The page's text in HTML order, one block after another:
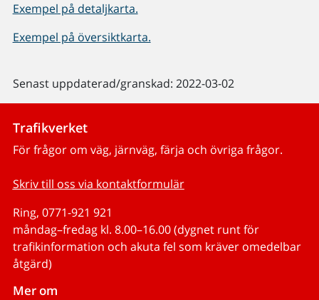
Exempel på detaljkarta.
Exempel på översiktkarta.
Senast uppdaterad/granskad: 2022-03-02
Trafikverket
För frågor om väg, järnväg, färja och övriga frågor.
Skriv till oss via kontaktformulär
Ring, 0771-921 921
måndag–fredag kl. 8.00–16.00 (dygnet runt för
trafikinformation och akuta fel som kräver omedelbar
åtgärd)
Mer om